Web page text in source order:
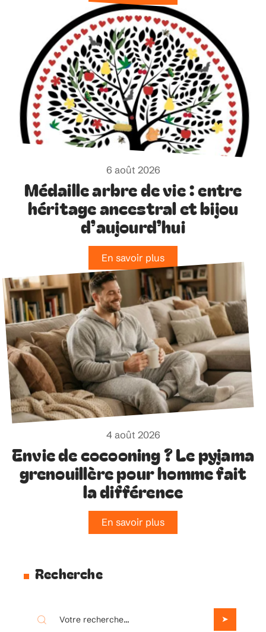
6 août 2026
Médaille arbre de vie : entre
héritage ancestral et bijou
d’aujourd’hui
En savoir plus
4 août 2026
Envie de cocooning ? Le pyjama
grenouillère pour homme fait
la différence
En savoir plus
Recherche